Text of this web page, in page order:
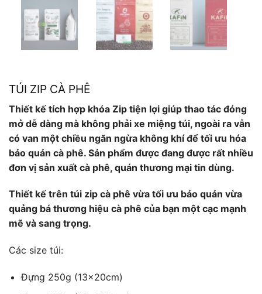
TÚI ZIP CÀ PHÊ
Thiết kế tích hợp khóa Zip tiện lợi giúp thao tác đóng
mở dễ dàng mà không phải xe miệng túi, ngoài ra vẫn
có van một chiều ngăn ngừa không khí để tối ưu hóa
bảo quản cà phê. Sản phẩm được đang được rất nhiều
đơn vị sản xuất cà phê, quán thương mại tin dùng.
Thiết kế trên túi zip cà phê vừa tối ưu bảo quản vừa
quảng bá thương hiệu cà phê của bạn một cạc mạnh
mẽ và sang trọng.
Các size túi:
Đựng 250g (13x20cm)